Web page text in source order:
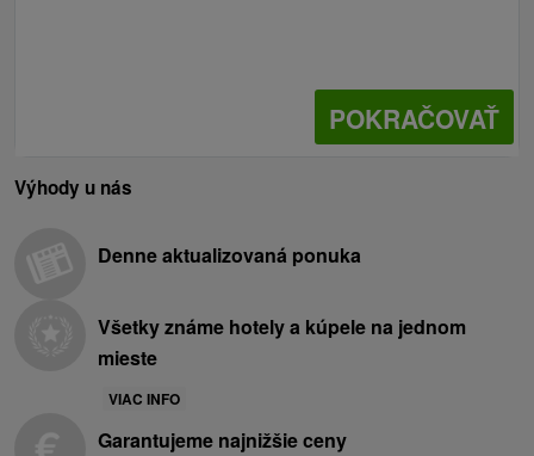
POKRAČOVAŤ
Výhody u nás
Denne aktualizovaná ponuka
Všetky známe hotely a kúpele na jednom
mieste
VIAC INFO
Garantujeme najnižšie ceny